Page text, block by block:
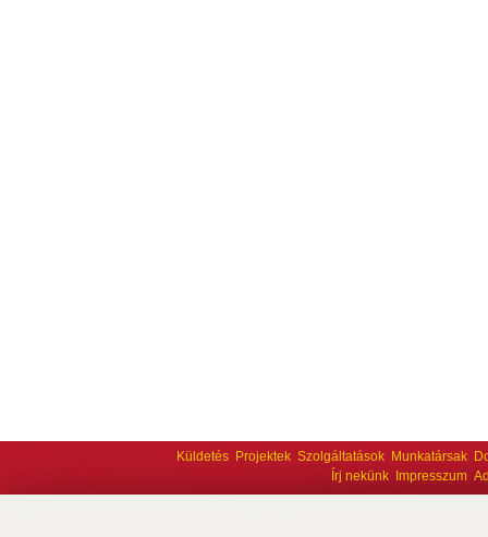
Küldetés Projektek Szolgáltatások Munkatársak
Írj nekünk
Impresszum